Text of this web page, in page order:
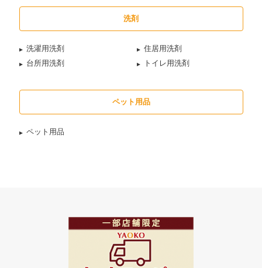
洗剤
洗濯用洗剤
住居用洗剤
台所用洗剤
トイレ用洗剤
ペット用品
ペット用品